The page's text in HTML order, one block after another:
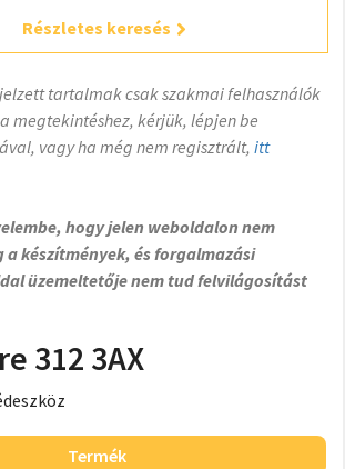
Részletes keresés
tartalmak csak szakmai felhasználók
megtekintéshez, kérjük, lépjen be
vagy ha még nem regisztrált, itt
hogy jelen weboldalon nem
készítmények, és forgalmazási
üzemeltetője nem tud felvilágosítást
312 3AX
Termék